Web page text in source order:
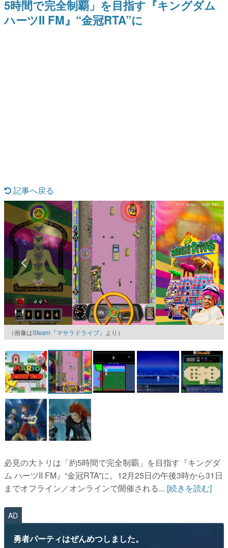
この物語を解いてはいけない。『赫本』は、〈試験問題〉
の形をした短編ホラー小説集です。
なんでゲームは面白い？
ゲーム開発者・hamatsu氏がゲームの魅力を画面や操作の
具体的な形から解き明かしていく、硬派で骨太な評論連載
です。
ゲームが変えた日本語
「経験値」「裏技」「ラスボス」… ゲームにまつわる言葉
の起源や用法の変遷を、コンピューター文化史研究家・タ
イニーP氏が徹底調査。
カテゴリ
特集記事
マンガ
女性向け
アプリレビュー
その他
電ファミニコゲーマーとは？
運営：株式会社マレ
5時間で完全制覇」を目指す『キングダム
ハーツII FM』“金冠RTA”に
記事へ戻る
2 / 7
（画像はSteam『マサラドライブ』 より）
必見の大トリは「約5時間で完全制覇」を目指す『キングダ
ム ハーツII FM』“金冠RTA”に。12月25日の午後3時から31日
までオフライン／オンラインで開催される... [続きを読む]
AD
勇者パーティはぜんめつしました。